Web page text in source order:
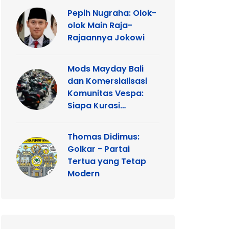
Warga
Pepih Nugraha: Olok-
olok Main Raja-
Rajaannya Jokowi
Mods Mayday Bali
dan Komersialisasi
Komunitas Vespa:
Siapa Kurasi
Thomas Didimus:
Golkar - Partai
Tertua yang Tetap
Modern